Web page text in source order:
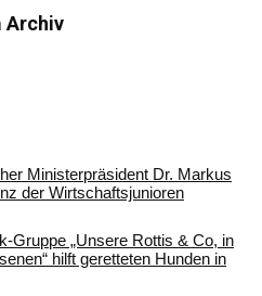
Archiv
Ministerpräsident Dr. Markus
der Wirtschaftsjunioren
Gruppe „Unsere Rottis & Co, in
hilft geretteten Hunden in